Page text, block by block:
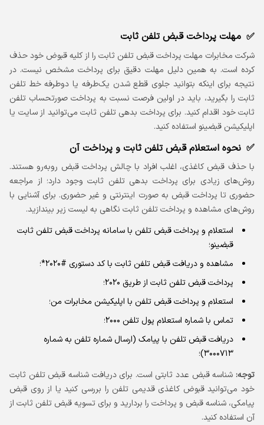
مهلت پرداخت قبض تلفن ثابت
شرکت مخابرات مهلت پرداخت قبض تلفن ثابت را از کلیه قبوض خود حذف
کرده است. به همین دلیل مهلت دقیق برای پرداخت مشخص نیست. در
نتیجه برای اینکه بتوانید جلوی قطع شدن یک‌طرفه یا دوطرفه خط تلفن
ثابت را بگیرید، باید در اولین فرصت نسبت به پرداخت صورتحساب تلفن
ثابت خود اقدام کنید. برای پرداخت بدهی تلفن ثابت می‌توانید از سایت یا
اپلیکیشن قبضینو استفاده کنید.
نحوه استعلام قبض تلفن ثابت و پرداخت آن
با حذف قبض کاغذی، اغلب افراد با چالش پرداخت قبض روبه‌رو هستند.
روش‌های زیادی برای پرداخت بدهی تلفن ثابت وجود دارد؛ از مراجعه
حضوری تا پرداخت قبض به صورت اینترنتی و غیر حضوری. برای آشنایی با
روش‌های مشاهده و پرداخت تلفن ثابت نگاهی به لیست زیر بیندازید.
استعلام و پرداخت قبض تلفن با سامانه پرداخت قبض تلفن ثابت
قبضینو؛
مشاهده و دریافت قبض تلفن ثابت با کد دستوری #2020*؛
پرداخت قبض تلفن ثابت از طریق ۲۰۲۰؛
استعلام و پرداخت قبض تلفن با اپلیکیشن مخابرات من؛
تماس با شماره استعلام پول تلفن ۲۰۰۰؛
دریافت قبض تلفن با پیامک (ارسال شماره تلفن به شماره
۳۰۰۰۷۱۳)؛
توجه: شناسه قبض عدد ثابتی است. برای دریافت شناسه قبض تلفن ثابت
خود می‌توانید قبوض کاغذی قدیمی تلفن را بررسی کنید یا از روی قبض
پیامکی، شناسه قبض و پرداخت را بردارید و برای تسویه قبض تلفن ثابت از
آن استفاده کنید.